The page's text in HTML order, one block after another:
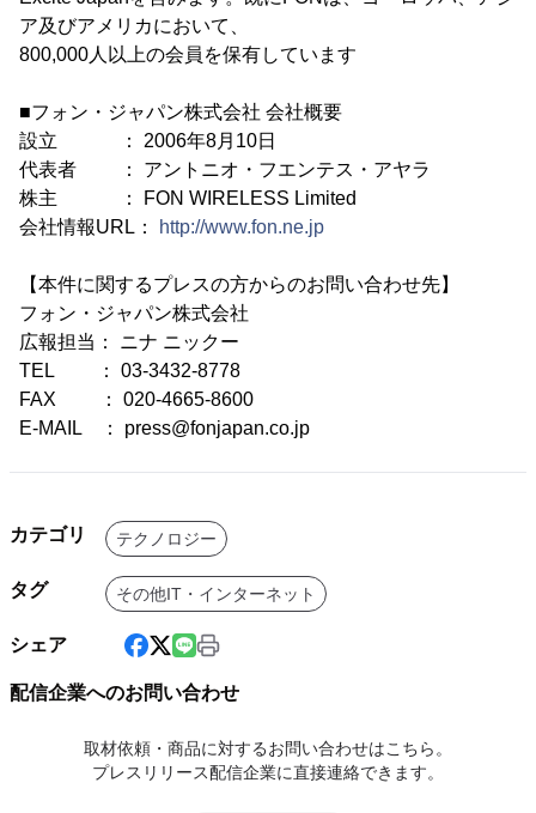
ア及びアメリカにおいて、
800,000人以上の会員を保有しています
■フォン・ジャパン株式会社 会社概要
設立 ： 2006年8月10日
代表者 ： アントニオ・フエンテス・アヤラ
株主 ： FON WIRELESS Limited
会社情報URL：
http://www.fon.ne.jp
【本件に関するプレスの方からのお問い合わせ先】
フォン・ジャパン株式会社
広報担当： ニナ ニックー
TEL ： 03-3432-8778
FAX ： 020-4665-8600
E-MAIL ： press@fonjapan.co.jp
カテゴリ テクノロジー
タグ その他IT・インターネット
シェア
配信企業へのお問い合わせ
取材依頼・商品に対するお問い合わせはこちら。
プレスリリース配信企業に直接連絡できます。